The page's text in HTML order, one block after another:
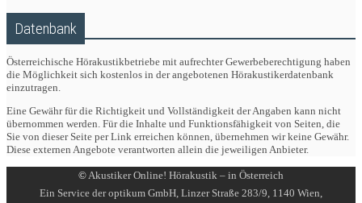
Datenbank
Österreichische Hörakustikbetriebe mit aufrechter Gewerbeberechtigung haben
die Möglichkeit sich kostenlos in der angebotenen Hörakustikerdatenbank
einzutragen.
Eine Gewähr für die Richtigkeit und Vollständigkeit der Angaben kann nicht
übernommen werden. Für die Inhalte und Funktionsfähigkeit von Seiten, die
Sie von dieser Seite per Link erreichen können, übernehmen wir keine Gewähr.
Diese externen Angebote verantworten allein die jeweiligen Anbieter.
©Akustiker Online! Hörakustik – in Österreich
Ein Service der optikum GmbH, Linzer Straße 283/9, 1140 Wien,